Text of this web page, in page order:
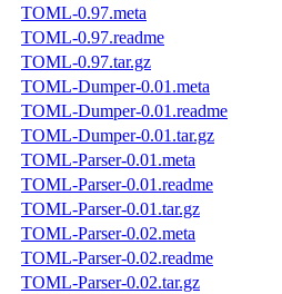
TOML-0.97.meta
TOML-0.97.readme
TOML-0.97.tar.gz
TOML-Dumper-0.01.meta
TOML-Dumper-0.01.readme
TOML-Dumper-0.01.tar.gz
TOML-Parser-0.01.meta
TOML-Parser-0.01.readme
TOML-Parser-0.01.tar.gz
TOML-Parser-0.02.meta
TOML-Parser-0.02.readme
TOML-Parser-0.02.tar.gz